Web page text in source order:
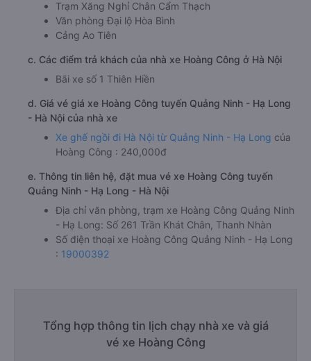
Trạm Xăng Nghỉ Chân Cẩm Thạch
Văn phòng Đại lộ Hòa Bình
Cảng Ao Tiên
c. Các điểm trả khách của nhà xe Hoàng Công ở Hà Nội
Bãi xe số 1 Thiên Hiền
d. Giá vé giá xe Hoàng Công tuyến Quảng Ninh - Hạ Long
- Hà Nội của nhà xe
Xe ghế ngồi đi Hà Nội từ Quảng Ninh - Hạ Long của
Hoàng Công : 240,000đ
e. Thông tin liên hệ, đặt mua vé xe Hoàng Công tuyến
Quảng Ninh - Hạ Long - Hà Nội
Địa chỉ văn phòng, trạm xe Hoàng Công Quảng Ninh
- Hạ Long: Số 261 Trần Khát Chân, Thanh Nhàn
Số điện thoại xe Hoàng Công Quảng Ninh - Hạ Long
: 19000392
Tổng hợp thông tin lịch chạy nhà xe và giá
vé xe Hoàng Công